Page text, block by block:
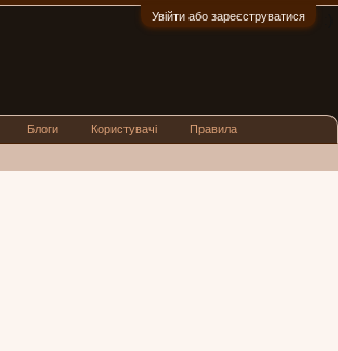
Увійти або зареєструватися
Блоги Користувачі Правила